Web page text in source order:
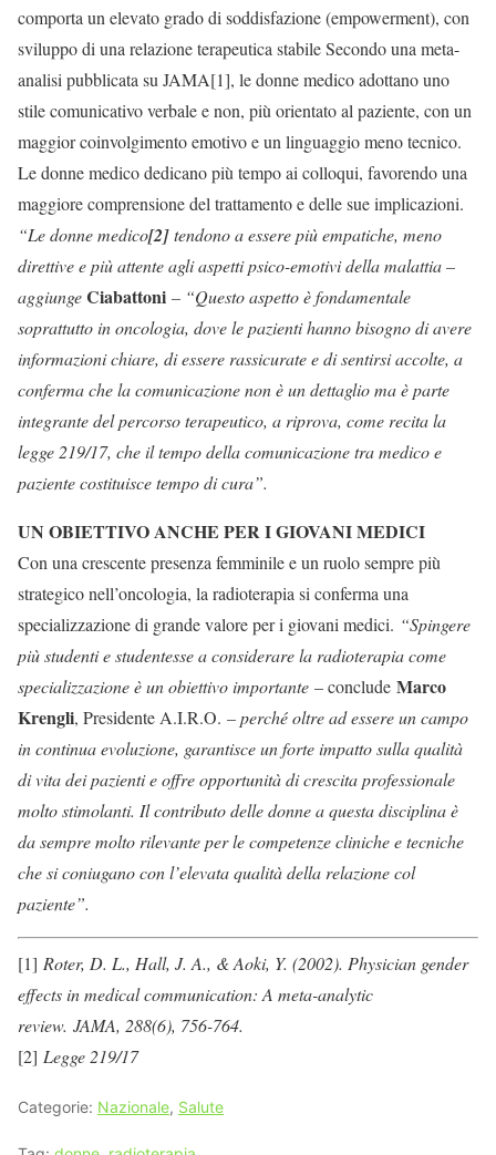
comporta un elevato grado di soddisfazione (empowerment), con
sviluppo di una relazione terapeutica stabile Secondo una meta-
analisi pubblicata su JAMA[1], le donne medico adottano uno
stile comunicativo verbale e non, più orientato al paziente, con un
maggior coinvolgimento emotivo e un linguaggio meno tecnico.
Le donne medico dedicano più tempo ai colloqui, favorendo una
maggiore comprensione del trattamento e delle sue implicazioni.
“Le donne medico[2]tendono a essere più empatiche, meno
direttive e più attente agli aspetti psico-emotivi della malattia –
aggiungeCiabattoni – “Questo aspetto è fondamentale
soprattutto in oncologia, dove le pazienti hanno bisogno di avere
informazioni chiare, di essere rassicurate e di sentirsi accolte, a
conferma che la comunicazione non è un dettaglio ma è parte
integrante del percorso terapeutico, a riprova, come recita la
legge 219/17, che il tempo della comunicazione tra medico e
paziente costituisce tempo di cura”.
UN OBIETTIVO ANCHE PER I GIOVANI MEDICI
Con una crescente presenza femminile e un ruolo sempre più
strategico nell’oncologia, la radioterapia si conferma una
specializzazione di grande valore per i giovani medici. “Spingere
più studenti e studentesse a considerare la radioterapia come
specializzazione è un obiettivo importante – conclude Marco
Krengli, Presidente A.I.R.O. – perché oltre ad essere un campo
in continua evoluzione, garantisce un forte impatto sulla qualità
di vita dei pazienti e offre opportunità di crescita professionale
molto stimolanti. Il contributo delle donne a questa disciplina è
da sempre molto rilevante per le competenze cliniche e tecniche
che si coniugano con l’elevata qualità della relazione col
paziente”.
[1] Roter, D. L., Hall, J. A., & Aoki, Y. (2002). Physician gender
effects in medical communication: A meta-analytic
review. JAMA, 288(6), 756-764.
[2] Legge 219/17
Categorie: Nazionale, Salute